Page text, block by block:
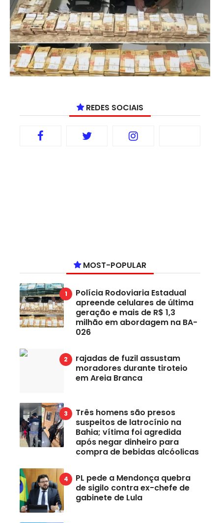
REDES SOCIAIS
MOST-POPULAR
Polícia Rodoviaria Estadual
apreende celulares de última
geração e mais de R$ 1,3
milhão em abordagem na BA-
026
rajadas de fuzil assustam
moradores durante tiroteio
em Areia Branca
Três homens são presos
suspeitos de latrocínio na
Bahia; vítima foi agredida
após negar dinheiro para
compra de bebidas alcóolicas
PL pede a Mendonça quebra
de sigilo contra ex-chefe de
gabinete de Lula